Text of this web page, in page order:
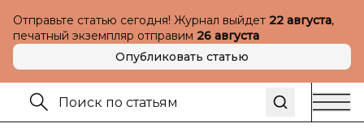
Отправьте статью сегодня! Журнал выйдет 22 августа,
печатный экземпляр отправим 26 августа
Опубликовать статью